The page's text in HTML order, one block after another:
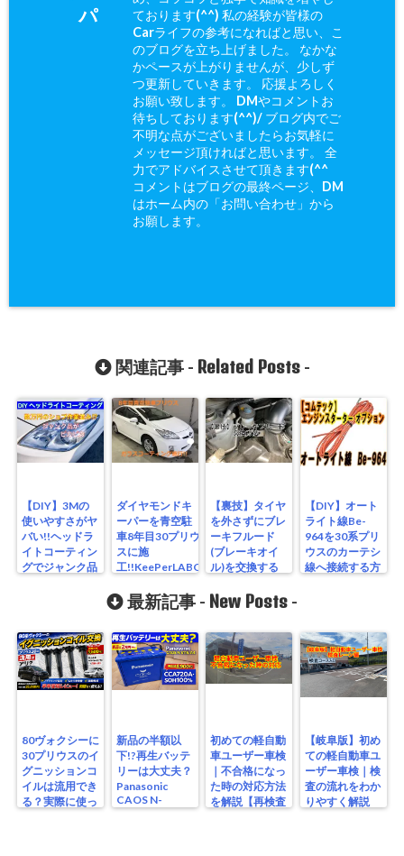
パ
ております(^^) 私の経験が皆様の
Carライフの参考になればと思い、こ
のブログを立ち上げました。 なかな
かペースが上がりませんが、少しず
つ更新していきます。 応援よろしく
お願い致します。 DMやコメントお
待ちしております(^^)/ ブログ内でご
不明な点がございましたらお気軽に
メッセージ頂ければと思います。 全
力でアドバイスさせて頂きます(^^ゞ
コメントはブログの最終ページ、DM
はホーム内の「お問い合わせ」から
お願します。
関連記事 - Related Posts-
【DIY】3Mの
使いやすさがヤ
バい!!ヘッドラ
イトコーティン
グでジャンク品
ダイヤモンドキ
ーパーを青空駐
車8年目30プリウ
スに施
工!!KeePerLABO
【裏技】タイヤ
を外さずにブレ
ーキフルード
(ブレーキオイ
ル)を交換する
ントカスタム編
【DIY】オート
ライト線Be-
964を30系プリ
ウスのカーテシ
線へ接続する方
最新記事 - New Posts -
80ヴォクシーに
30プリウスのイ
グニッションコ
イルは流用でき
る？実際に使っ
新品の半額以
下!?再生バッテ
リーは大丈夫？
Panasonic
CAOS N-
S115/A4を実測
初めての軽自動
車ユーザー車検
｜不合格になっ
た時の対応方法
を解説【再検査
【岐阜版】初め
ての軽自動車ユ
ーザー車検｜検
査の流れをわか
りやすく解説